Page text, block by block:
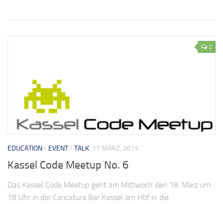
2
EDUCATION/ EVENT/ TALK 17 MÄRZ, 2015
Kassel Code Meetup No. 6
Das Kassel Code Meetup geht am Mittwoch den 18. März um
18 Uhr in der Caricatura Bar Kassel am Hbf in die